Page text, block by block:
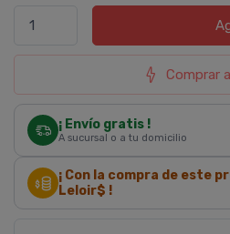
Comprar
¡ Envío gratis !
A sucursal o a tu domicilio
¡ Con la compra de este
Leloir$ !